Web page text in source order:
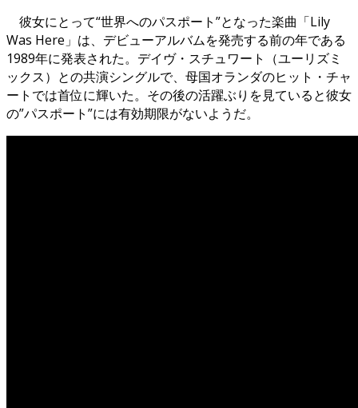
彼女にとって“世界へのパスポート”となった楽曲「Lily
Was Here」は、デビューアルバムを発売する前の年である
1989年に発表された。デイヴ・スチュワート（ユーリズミ
ックス）との共演シングルで、母国オランダのヒット・チャ
ートでは首位に輝いた。その後の活躍ぶりを見ていると彼女
の”パスポート”には有効期限がないようだ。